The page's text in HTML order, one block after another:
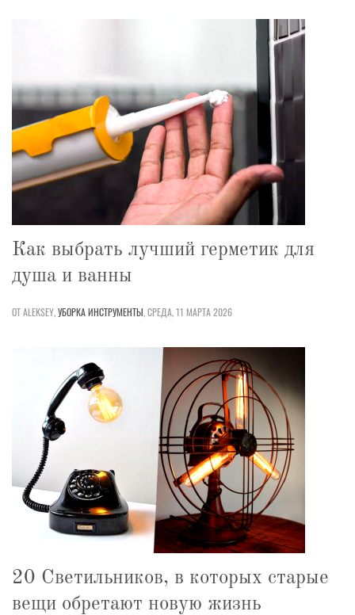
Как выбрать лучший герметик для
душа и ванны
ОТ ALEKSEY,УБОРКАИНСТРУМЕНТЫ,СРЕДА, 11 МАРТА 2026
20 Светильников, в которых старые
вещи обретают новую жизнь